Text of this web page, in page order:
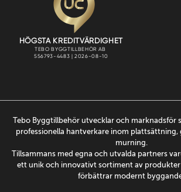
Tebo Byggtillbehör utvecklar och marknadsför
professionella hantverkare inom plattsättning,
murning.
Tillsammans med egna och utvalda partners
ett unik och innovativt sortiment av
förbättrar modernt